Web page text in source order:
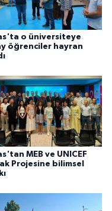
o üniversiteye
öğrenciler hayran
MEB ve UNICEF
Projesine bilimsel